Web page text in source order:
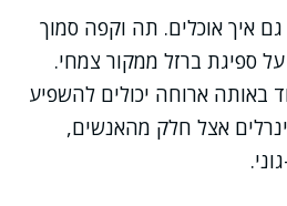
איך אוכלים. תה וקפה סמוך
ספיגת ברזל ממקור צמחי.
באותה ארוחה יכולים להשפיע
אצל חלק מהאנשים,